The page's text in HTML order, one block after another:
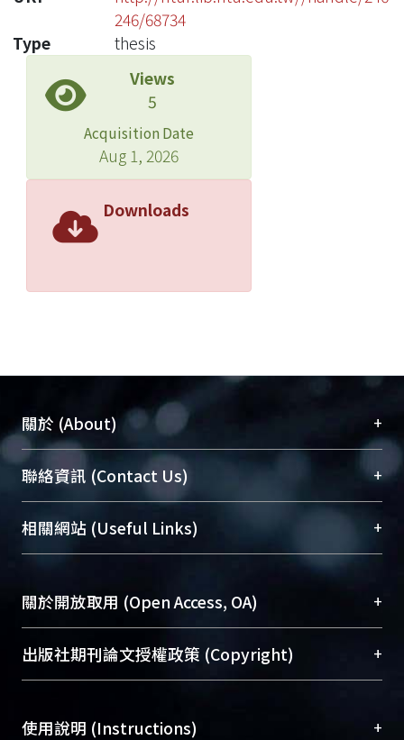
246/68734
Type
thesis
Views
5
Acquisition Date
Aug 1, 2026
Downloads
關於 (About) +
臺大位居世界頂尖大學之列，為永久珍藏及向國際
展現本校豐碩的研究成果及學術能量，圖書館整合
機構典藏（NTUR）與學術庫（AH）不同功能平
台，成為臺大學術典藏NTU scholars。期能整合研
究能量、促進交流合作、保存學術產出、推廣研究
成果。
To permanently archive and promote researcher
profiles and scholarly works, Library integrates the
services of “NTU Repository” with “Academic
聯絡資訊 (Contact Us) +
總館學科館員(Main Library)
醫學圖書館學科館員(Medical Library)
(Social
Sciences Library)
相關網站 (Useful Links) +
關於開放取用 (Open Access, OA) +
開放取用是從使用者角度提升資訊取用性的社會運
動，應用在學術研究上是透過將研究著作公開供使
用逐年攀升。同時可加速研究發展、提升研究影響
出版社期刊論文授權政策 (Copyright) +
含部分內容的版權非匯入者所有，或由第三方贊
使用說明 (Instructions) +